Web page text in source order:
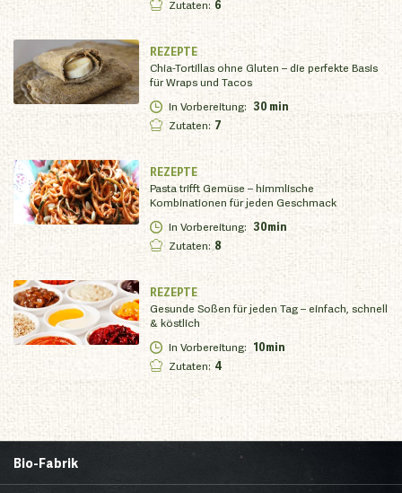
Zutaten: 6
REZEPTE
Chia-Tortillas ohne Gluten – die perfekte Basis
für Wraps und Tacos
In Vorbereitung: 30 min
Zutaten: 7
REZEPTE
Pasta trifft Gemüse – himmlische
Kombinationen für jeden Geschmack
In Vorbereitung: 30min
Zutaten: 8
REZEPTE
Gesunde Soßen für jeden Tag – einfach, schnell
& köstlich
In Vorbereitung: 10min
Zutaten: 4
Bio-Fabrik